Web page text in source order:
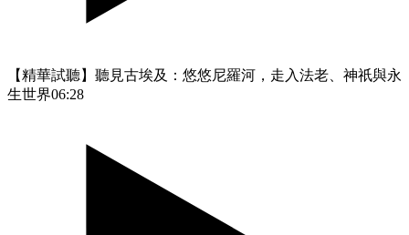
【精華試聽】聽見古埃及：悠悠尼羅河，走入法老、神祇與永
生世界06:28